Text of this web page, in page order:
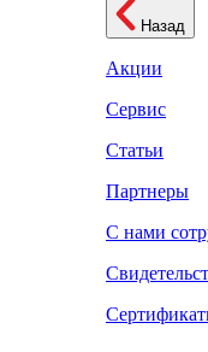
Назад
Акции
Сервис
Статьи
Партнеры
С нами